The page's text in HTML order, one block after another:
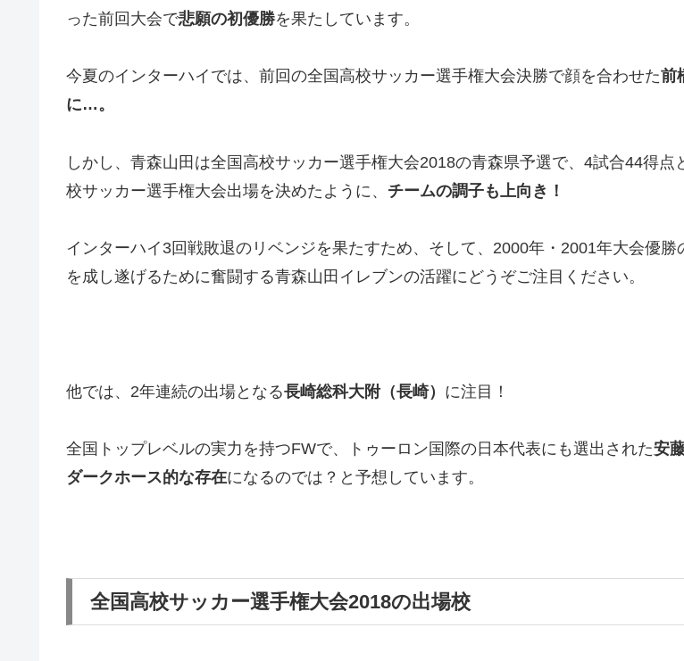
った前回大会で悲願の初優勝を果たしています。
今夏のインターハイでは、前回の全国高校サッカー選手権大会決勝で顔を合わせた前
に…。
しかし、青森山田は全国高校サッカー選手権大会2018の青森県予選で、 4試合44得点
校サッカー選手権大会出場を決めたように、 チームの調子も上向き！
インターハイ3回戦敗退のリベンジを果たすため、そして、2000年・2001年大会優勝
を成し遂げるために奮闘する青森山田イレブンの活躍にどうぞご注目ください。
他では、2年連続の出場となる長崎総科大附（長崎） に注目！
全国トップレベルの実力を持つFWで、トゥーロン国際の日本代表にも選出された安
ダークホース的な存在になるのでは？と予想しています。
全国高校サッカー選手権大会2018の出場校